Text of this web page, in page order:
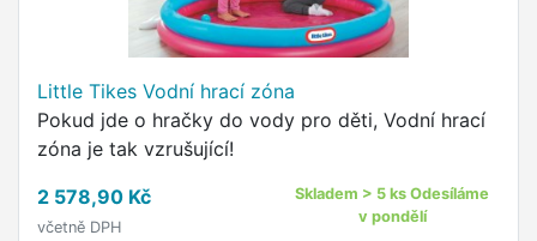
Little Tikes Vodní hrací zóna
Pokud jde o hračky do vody pro děti, Vodní hrací
zóna je tak vzrušující!
2 578,90 Kč
včetně DPH
Skladem > 5 ks Odesíláme
v pondělí